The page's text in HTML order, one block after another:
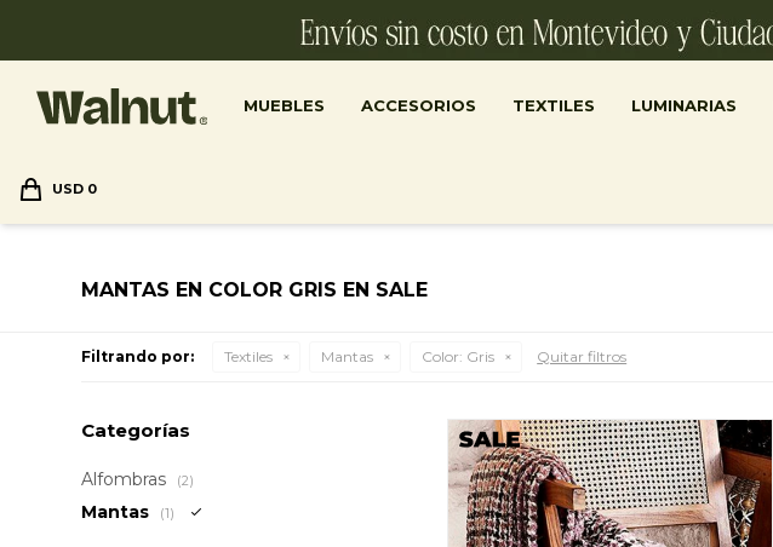
MUEBLES ACCESORIOS TEXTILES LUMINARIAS
USD 0
MANTAS EN COLOR GRIS EN SALE
Filtrando por: Textiles Mantas Color: Gris Quitar filtros
Categorías
Alfombras (2)
Mantas (1)